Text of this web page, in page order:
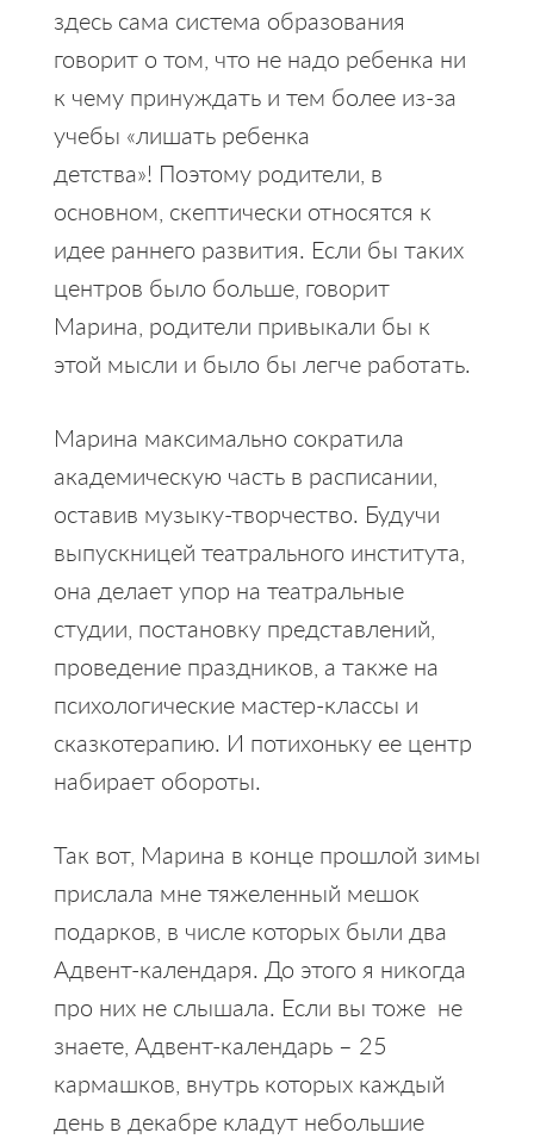
здесь сама система образования
говорит о том, что не надо ребенка ни
к чему принуждать и тем более из-за
учебы «лишать ребенка
детства»! Поэтому родители, в
основном, скептически относятся к
идее раннего развития. Если бы таких
центров было больше, говорит
Марина, родители привыкали бы к
этой мысли и было бы легче работать.
Марина максимально сократила
академическую часть в расписании,
оставив музыку-творчество. Будучи
выпускницей театрального института,
она делает упор на театральные
студии, постановку представлений,
проведение праздников, а также на
психологические мастер-классы и
сказкотерапию. И потихоньку ее центр
набирает обороты.
Так вот, Марина в конце прошлой зимы
прислала мне тяжеленный мешок
подарков, в числе которых были два
Адвент-календаря. До этого я никогда
про них не слышала. Если вы тоже не
знаете, Адвент-календарь – 25
кармашков, внутрь которых каждый
день в декабре кладут небольшие